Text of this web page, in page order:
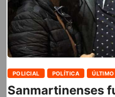
POLICIAL POLÍTICA
Sanmartinenses